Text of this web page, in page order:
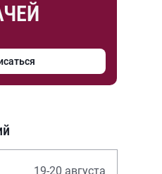
19-20 августа